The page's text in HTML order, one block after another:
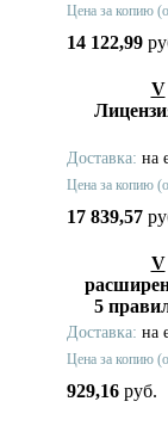
Цена за копию
14 122,99
V
Доставка: на
Цена за копию
17 839,57
V
5
Доставка: на
Цена за копию
929,16 руб.